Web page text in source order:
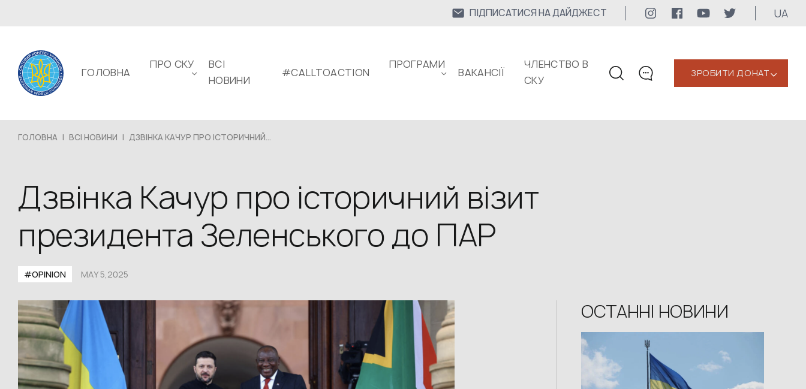
ПІДПИСАТИСЯ НА ДАЙДЖЕСТ UA
ГОЛОВНА
ПРО СКУ
ВСІ
НОВИНИ
#CALLTOACTION
ПРОГРАМИ
ВАКАНСІЇ
ЧЛЕНСТВО В
СКУ
КОНТАКТИ
ЗРОБИТИ ДОНАТ‹
ГОЛОВНА | ВСІ НОВИНИ | ДЗВІНКА КАЧУР ПРО ІСТОРИЧНИЙ...
Дзвінка Качур про історичний візит
президента Зеленського до ПАР
#OPINION MAY 5,2025
ОСТАННІ НОВИНИ